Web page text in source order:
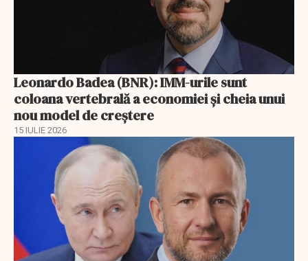
Leonardo Badea (BNR): IMM-urile sunt
coloana vertebrală a economiei și cheia unui
nou model de creștere
15 IULIE 2026